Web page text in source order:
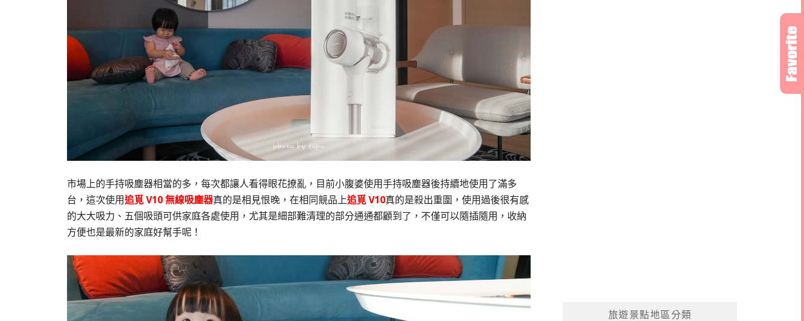
市場上的手持吸塵器相當的多，每次都讓人看得眼花撩亂，目前小腹婆使用手持吸塵器後持續地使用了滿多
台，這次使用追覓 V10 無線吸塵器真的是相見恨晚，在相同競品上追覓 V10真的是殺出重圍，使用過後很有感
的大大吸力、五個吸頭可供家庭各處使用，尤其是細部難清理的部分通通都顧到了，不僅可以隨插隨用，收納
方便也是最新的家庭好幫手呢！
旅遊景點地區分類